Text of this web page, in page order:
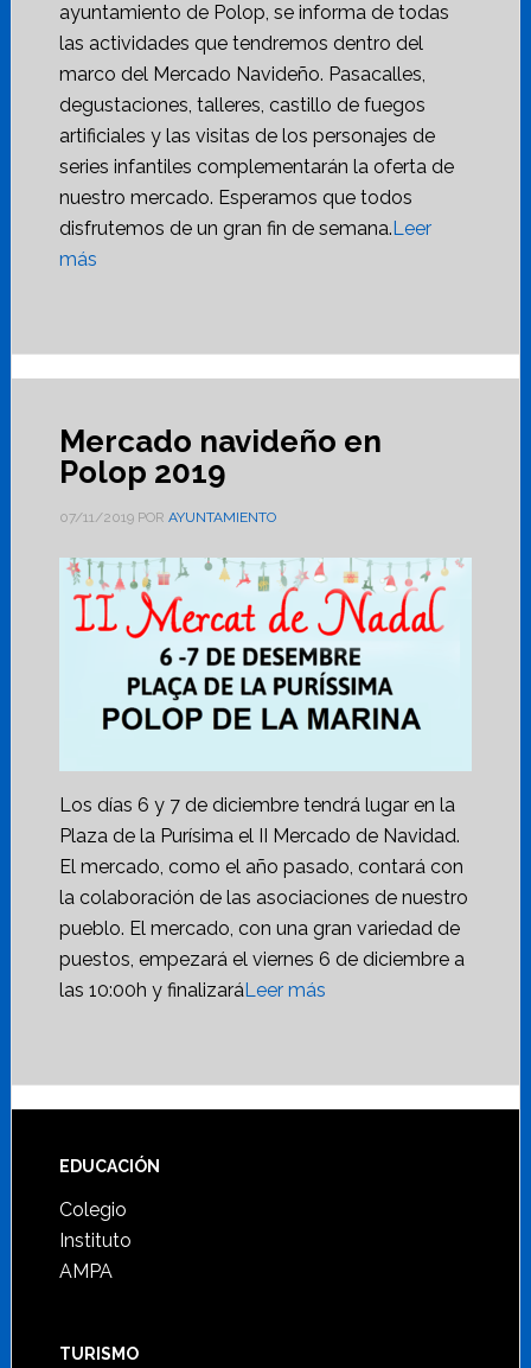
ayuntamiento de Polop, se informa de todas
las actividades que tendremos dentro del
marco del Mercado Navideño. Pasacalles,
degustaciones, talleres, castillo de fuegos
artificiales y las visitas de los personajes de
series infantiles complementarán la oferta de
nuestro mercado. Esperamos que todos
disfrutemos de un gran fin de semana.Leer
más
Mercado navideño en
Polop 2019
07/11/2019POR AYUNTAMIENTO
Los días 6 y 7 de diciembre tendrá lugar en la
Plaza de la Purísima el II Mercado de Navidad.
El mercado, como el año pasado, contará con
la colaboración de las asociaciones de nuestro
pueblo. El mercado, con una gran variedad de
puestos, empezará el viernes 6 de diciembre a
las 10:00h y finalizaráLeer más
Footer
EDUCACIÓN
Colegio
Instituto
AMPA
TURISMO